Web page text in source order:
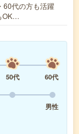
60代の方も活躍
OK…
50代
60代
男性